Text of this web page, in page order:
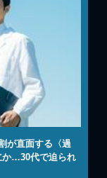
が直面する〈過
か…30代で迫られ